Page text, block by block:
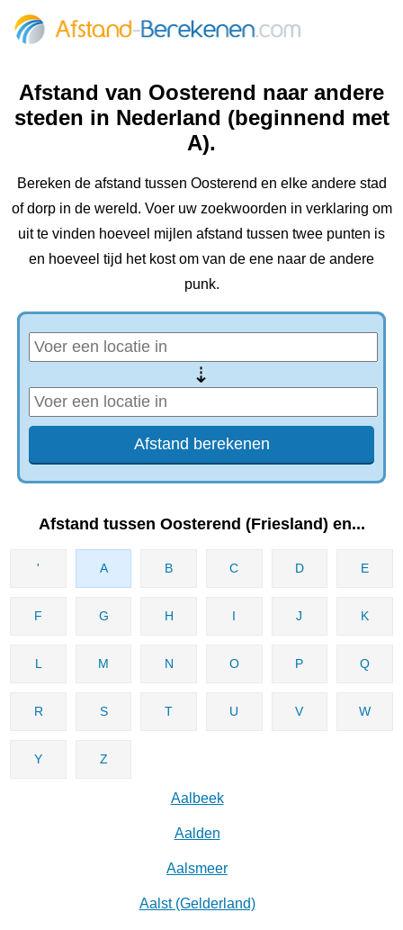
Afstand van Oosterend naar andere
steden in Nederland (beginnend met
A).
Bereken de afstand tussen Oosterend en elke andere stad
of dorp in de wereld. Voer uw zoekwoorden in verklaring om
uit te vinden hoeveel mijlen afstand tussen twee punten is
en hoeveel tijd het kost om van de ene naar de andere
punk.
⇢
Afstand tussen Oosterend (Friesland) en...
' A B C D E
F G H I J K
L M N O P Q
R S T U V W
Y Z
Aalbeek
Aalden
Aalsmeer
Aalst (Gelderland)